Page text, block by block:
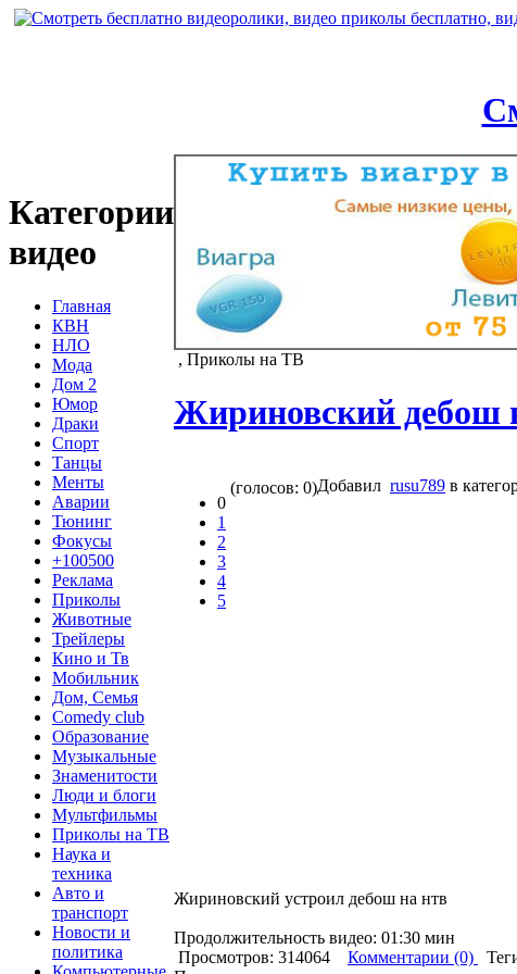
Категории
видео
Главная
КВН
НЛО
Мода
Дом 2
Юмор
Драки
Спорт
Танцы
Менты
Аварии
Тюнинг
Фокусы
+100500
Реклама
Приколы
Животные
Трейлеры
Кино и Тв
Мобильник
Дом, Семья
Comedy club
Образование
Музыкальные
Знаменитости
Люди и блоги
Мультфильмы
Приколы на ТВ
Наука и
техника
Авто и
транспорт
Новости и
политика
, Приколы на ТВ
Жириновский дебош
0
1
2
3
4
5
(голосов: 0)Добавил rusu789 в
Жириновский устроил дебош на нтв
Продолжительность видео: 01:30 мин
Просмотров: 314064
Комментарии (0)